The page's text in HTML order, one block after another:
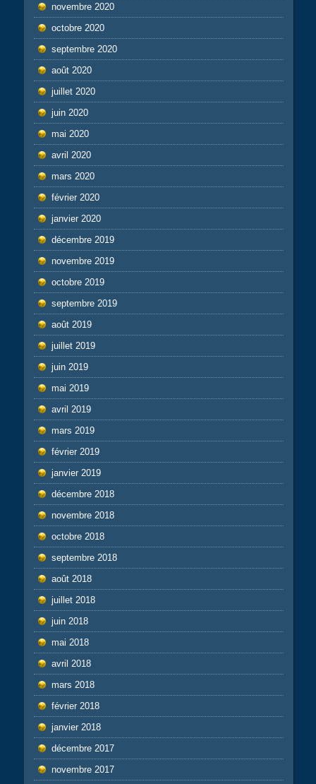
novembre 2020
octobre 2020
septembre 2020
août 2020
juillet 2020
juin 2020
mai 2020
avril 2020
mars 2020
février 2020
janvier 2020
décembre 2019
novembre 2019
octobre 2019
septembre 2019
août 2019
juillet 2019
juin 2019
mai 2019
avril 2019
mars 2019
février 2019
janvier 2019
décembre 2018
novembre 2018
octobre 2018
septembre 2018
août 2018
juillet 2018
juin 2018
mai 2018
avril 2018
mars 2018
février 2018
janvier 2018
décembre 2017
novembre 2017